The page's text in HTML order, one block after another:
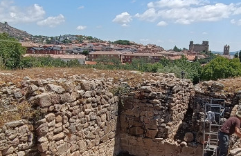
Arqueología y Patrimonio de la UAM
Salido, Charo García, Elvira López,